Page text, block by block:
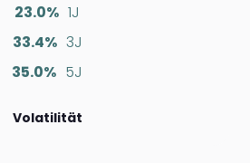
23.0% 1J
33.4% 3J
35.0% 5J
Volatilität